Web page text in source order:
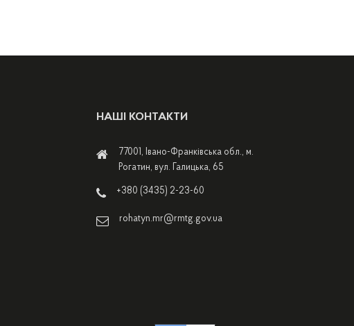
НАШІ КОНТАКТИ
77001, Івано-Франківська обл., м.
Рогатин, вул. Галицька, 65
+380 (3435) 2-23-60
rohatyn.mr@rmtg.gov.ua